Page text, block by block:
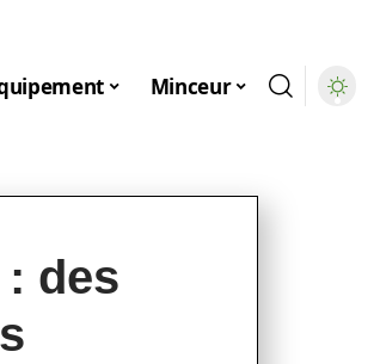
Minceur
des